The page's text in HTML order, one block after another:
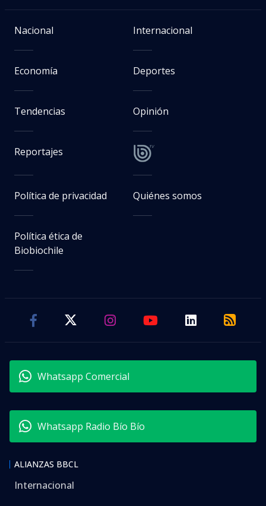
Nacional Internacional
Economía Deportes
Tendencias Opinión
Reportajes
Política de privacidad Quiénes somos
Política ética de
Biobiochile
Whatsapp Comercial
Whatsapp Radio Bío Bío
ALIANZAS BBCL
Internacional